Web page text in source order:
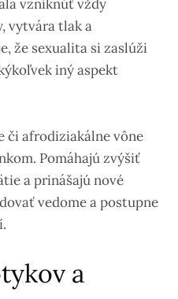
vzniknúť vždy
vytvára tlak a
že sexualita si zaslúži
iný aspekt
či afrodiziakálne vône
Pomáhajú zvýšiť
a prinášajú nové
vedome a postupne
a